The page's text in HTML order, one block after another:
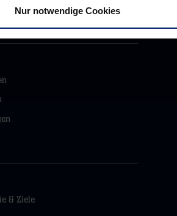
Nur notwendige Cookies
& Ziele